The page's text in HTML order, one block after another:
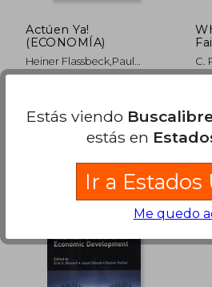
dcto. $ 72.743
Actúen Ya!
(ECONOMÍA)
Heiner Flassbeck,Paul
Davidson,James K.
C.
Estás viendo
estás en
Ir a Estados
Me quedo